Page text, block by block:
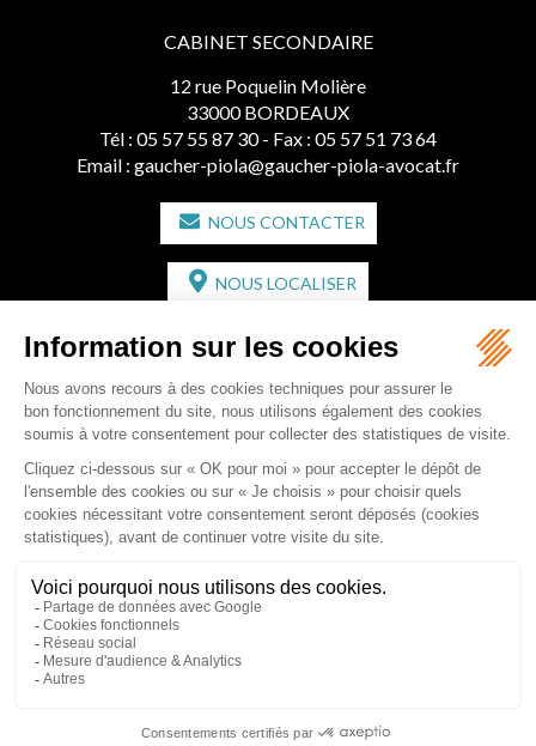
CABINET SECONDAIRE
12 rue Poquelin Molière
33000 BORDEAUX
Tél : 05 57 55 87 30 - Fax : 05 57 51 73 64
Email : gaucher-piola@gaucher-piola-avocat.fr
NOUS CONTACTER
NOUS LOCALISER
CABINET SECONDAIRE
2 bis Avenue de l'Europe
33350 ST MAGNE-DE-CASTILLON
Tél :05 57 55 87 30 - Fax : 05 57 51 73 64
Email :gaucher-piola@gaucher-piola-avocat.fr
NOUS CONTACTER
NOUS LOCALISER
Honoraires Plan du site Mentions légales